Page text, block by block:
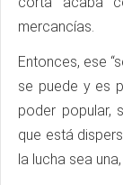
mercancías.
Entonces, ese
se puede y es
poder popular,
que está
la lucha sea